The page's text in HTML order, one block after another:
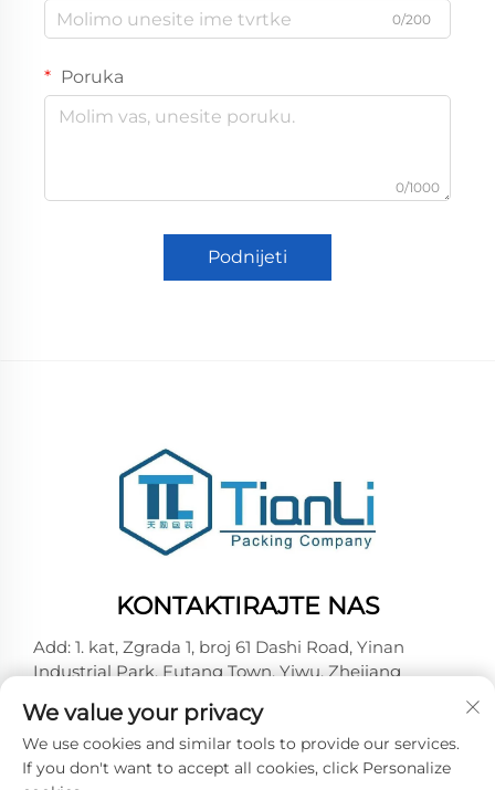
0/200
Poruka
0/1000
Podnijeti
KONTAKTIRAJTE NAS
Add: 1. kat, Zgrada 1, broj 61 Dashi Road, Yinan
Industrial Park, Futang Town, Yiwu, Zhejiang
-Tel:+86-18257492146
E-mail:[email protected]
We value your privacy
We use cookies and similar tools to provide our services.
If you don't want to accept all cookies, click Personalize